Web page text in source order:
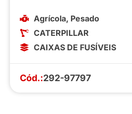
Agrícola, Pesado
CATERPILLAR
CAIXAS DE FUSÍVEIS
Cód.:292-97797